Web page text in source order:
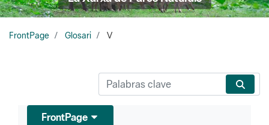
FrontPage Glosari V
FrontPage